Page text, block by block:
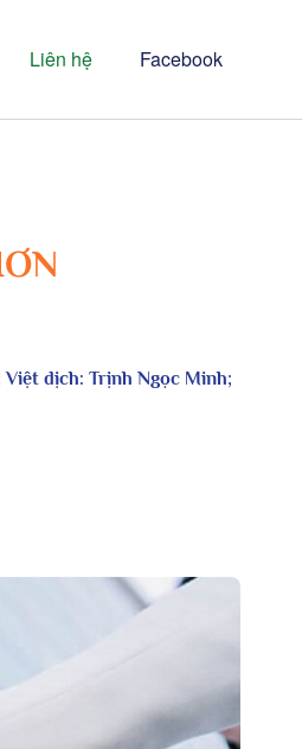
Liên hệ Facebook
Việt dịch: Trịnh Ngọc Minh;